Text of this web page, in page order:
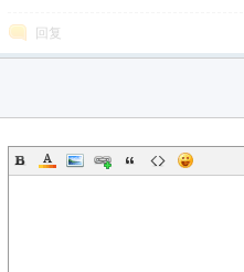
回复